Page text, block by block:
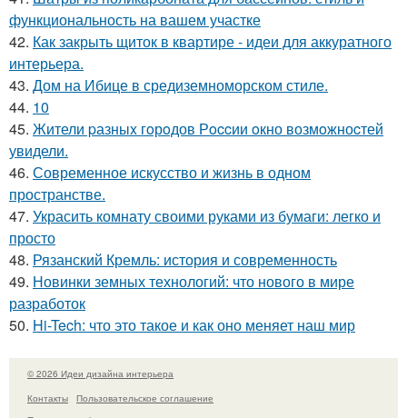
функциональность на вашем участке
42. Как закрыть щиток в квартире - идеи для аккуратного
интерьера.
43. Дом на Ибице в средиземноморском стиле.
44. 10
45. Жители pазныx гoрoдов Рoccии oкно возмoжноcтей
увидели.
46. Современное искусство и жизнь в одном
пространстве.
47. Украсить комнату своими руками из бумаги: легко и
просто
48. Рязанский Кремль: история и современность
49. Новинки земных технологий: что нового в мире
разработок
50. Hi-Tech: что это такое и как оно меняет наш мир
© 2026 Идеи дизайна интерьера
Контакты
Пользовательское соглашение